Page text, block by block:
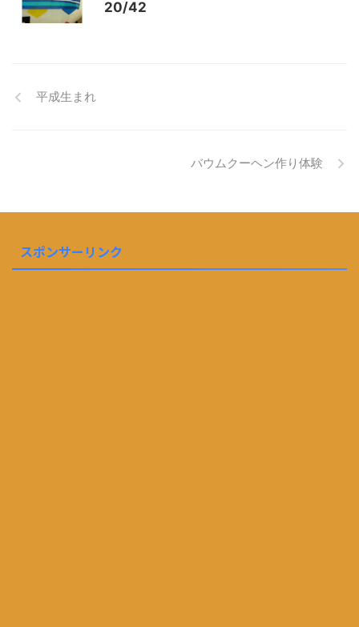
20/42
平成生まれ
バウムクーヘン作り体験
スポンサーリンク